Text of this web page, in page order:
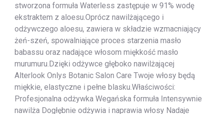
stworzona formuła Waterless zastępuje w 91% wodę
ekstraktem z aloesu.Oprócz nawilżającego i
odżywczego aloesu, zawiera w składzie wzmacniający
żeń-szeń, spowalniające proces starzenia masło
babassu oraz nadające włosom miękkość masło
murumuru.Dzięki odżywce głęboko nawilżającej
Alterlook Onlys Botanic Salon Care Twoje włosy będą
miękkie, elastyczne i pełne blasku.Właściwości:
Profesjonalna odżywka Wegańska formuła Intensywnie
nawilża Dogłębnie odżywia i naprawia włosy Nadaje